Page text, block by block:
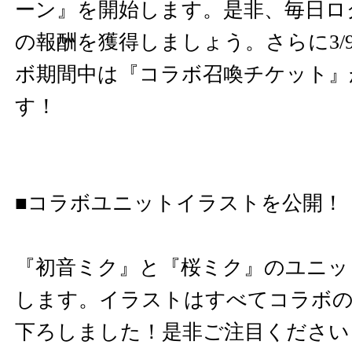
ーン』を開始します。是非、毎日
の報酬を獲得しましょう。さらに
ボ期間中は『コラボ召喚チケット
す！
■コラボユニットイラストを公開！
『初音ミク』と『桜ミク』のユニ
します。イラストはすべてコラボ
下ろしました！是非ご注目くださ